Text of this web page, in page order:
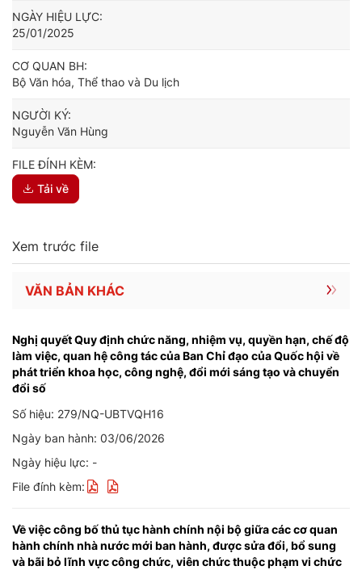
NGÀY HIỆU LỰC:
25/01/2025
CƠ QUAN BH:
Bộ Văn hóa, Thể thao và Du lịch
NGƯỜI KÝ:
Nguyễn Văn Hùng
FILE ĐÍNH KÈM:
Tải về
Xem trước file
VĂN BẢN KHÁC
Nghị quyết Quy định chức năng, nhiệm vụ, quyền hạn, chế độ
làm việc, quan hệ công tác của Ban Chỉ đạo của Quốc hội về
phát triển khoa học, công nghệ, đổi mới sáng tạo và chuyển
đổi số
Số hiệu: 279/NQ-UBTVQH16
Ngày ban hành: 03/06/2026
Ngày hiệu lực: -
File đính kèm:
Về việc công bố thủ tục hành chính nội bộ giữa các cơ quan
hành chính nhà nước mới ban hành, được sửa đổi, bổ sung
và bãi bỏ lĩnh vực công chức, viên chức thuộc phạm vi chức